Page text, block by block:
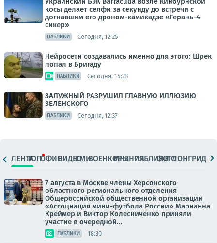
косы делает селфи за секунду до встречи с
догнавшим его дроном-камикадзе «Герань-4
сикер»
ПАБЛИКИ Сегодня, 12:25
Нейросети создавались именно для этого: Шрек
попал в Бригаду
ПАБЛИКИ Сегодня, 14:23
ЗАЛУЖНЫЙ РАЗРУШИЛ ГЛАВНУЮ ИЛЛЮЗИЮ
ЗЕЛЕНСКОГО
ПАБЛИКИ Сегодня, 12:37
ЛЕНТАТОПОФИЦ.ВИДЕОСМИВОЕНКОРЫМНЕНИЯПАБЛИКИ
ФОТОЛОНГРИДЫ
7 августа в Москве члены Херсонского
областного регионального отделения
Общероссийской общественной организации
«Ассоциация мини-футбола России» Марианна
Креймер и Виктор Колесниченко приняли
участие в очередной...
ПАБЛИКИ 18:30